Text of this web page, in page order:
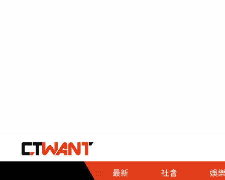
::: 最新 社會
社會首頁
娛樂
娛樂首頁
財經首頁
政